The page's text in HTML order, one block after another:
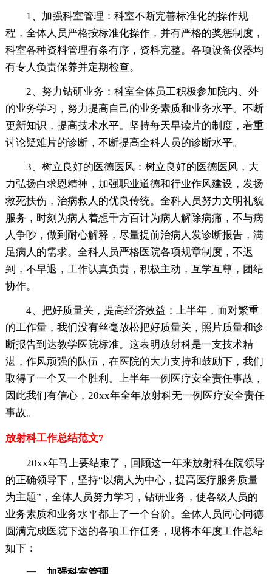
1、加强科室管理：科室不断完善标准化的操作规
程，全体人员严格按标准化操作，并有严格的奖惩制度，
科室各种资料管理有条有序，资料完整。各项设备仪器均
有专人负责保养并定期检查。
2、努力钻研业务：科室全体员工积极参加院内、外
的业务学习，努力提高自己的业务素质和业务水平。不断
更新知识，提高技术水平。坚持每天早读片的制度，着重
讨论疑难片的诊断，不断提高全科人员的诊断水平。
3、树立良好的医德医风：树立良好的医德医风，大
力弘扬白求恩精神，加强职业道德和行业作风建设，发扬
救死扶伤，治病救人的优良传统。全科人员努力文明礼貌
服务，时刻为病人着想千方百计为病人解除病痛，不与病
人争吵，做到耐心解释，尽量提前治病人发诊断报告，满
足病人的需求。全科人员严格医院各项规章制度，不迟
到，不早退，工作认真负责，积极主动，互学互尊，团结
协作。
4、把好质量关，提高经济效益：上半年，而对繁重
的工作量，我们没有丝毫放松把好质量关，照片质量和诊
断报告到达教学医院标准。这表明放射科是一支技术精
湛，作风顽强的队伍，在医院的大力支持和鼓励下，我们
取得了一个又一个胜利。上半年一例医疗安全责任事故，
因此我们有信心，20xx年全年放射科无一例医疗安全责任
事故。
放射科工作总结范文7
20xx年马上要结束了，回顾这一年来放射科在院领导
的正确领导下，坚持“以病人为中心，提高医疗服务质量
为主题”，全体人员努力学习，钻研业务，使各级人员的
业务素质和业务水平都上了一个台阶。全体人员同心同德
圆满完成医院下达的各项工作任务，现将本年度工作总结
如下：